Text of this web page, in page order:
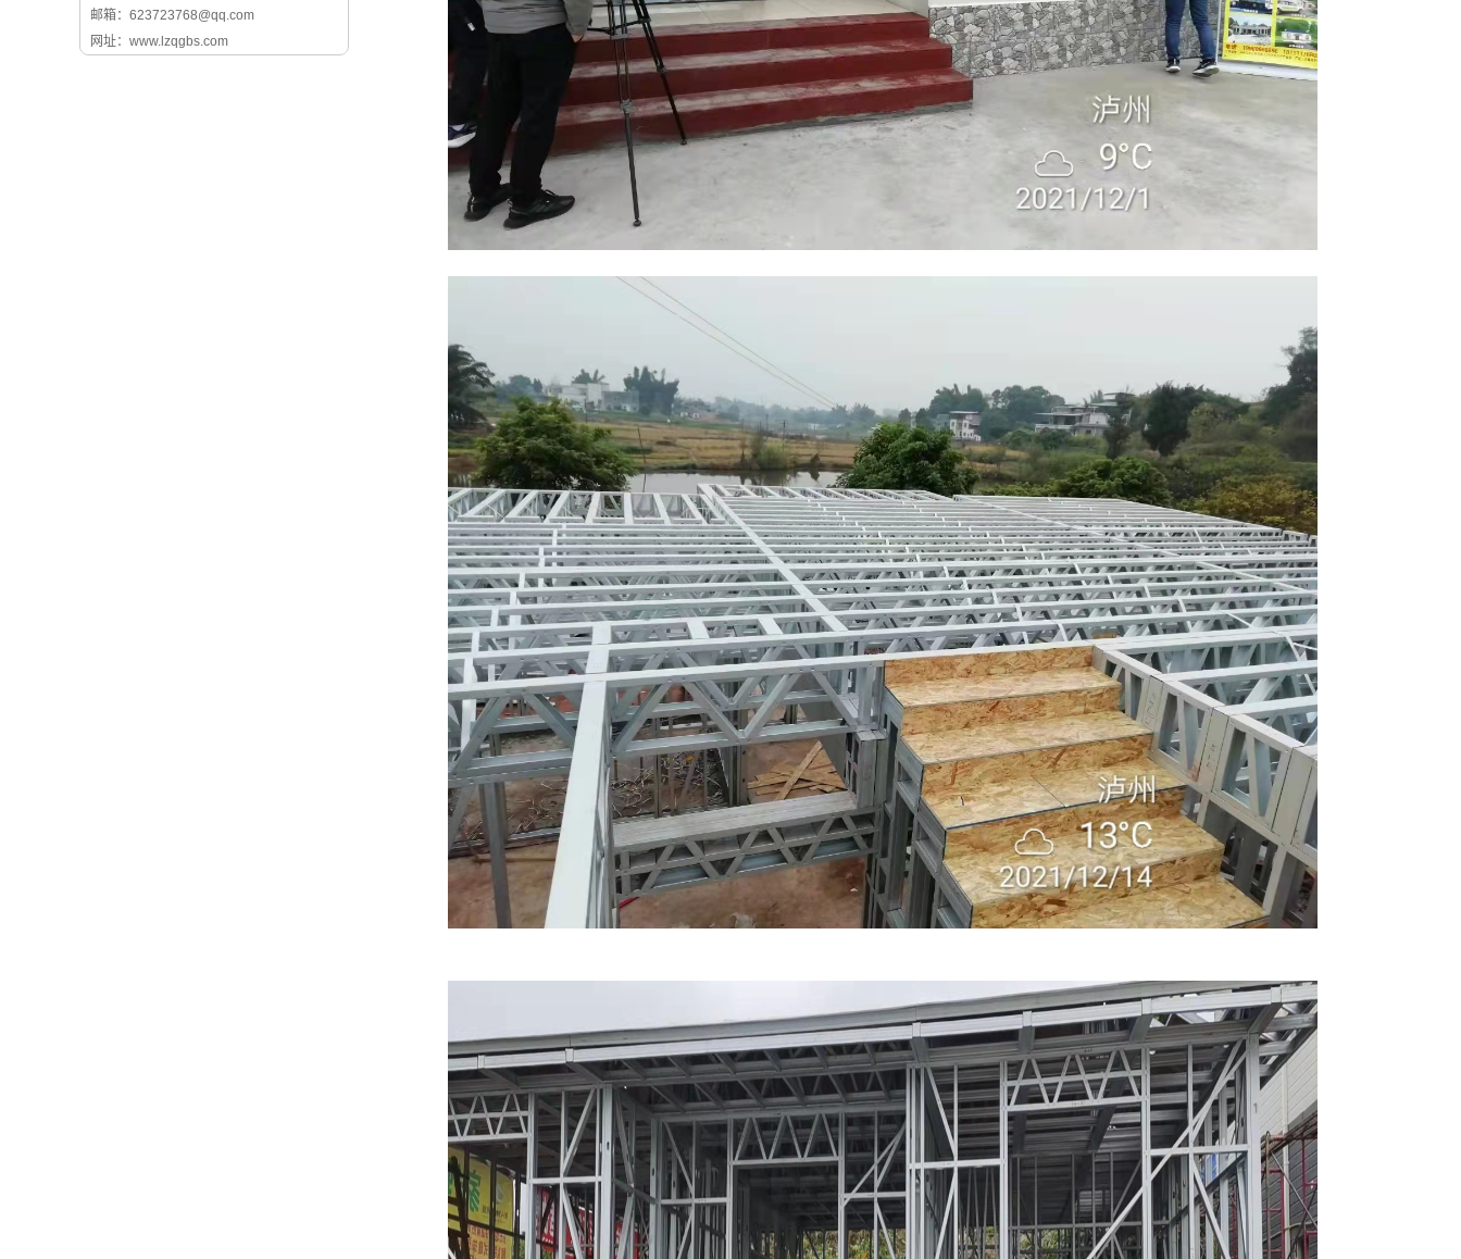
邮箱：623723768@qq.com
网址：www.lzqgbs.com